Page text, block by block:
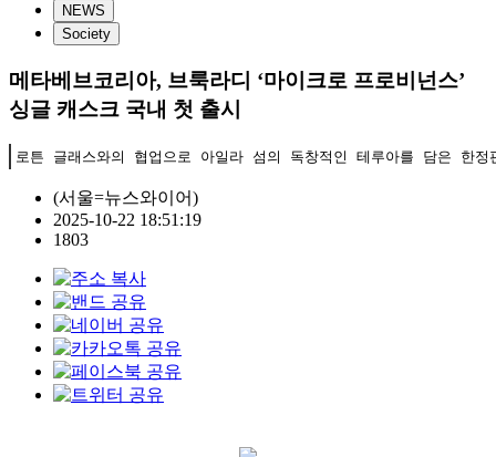
NEWS
Society
메타베브코리아, 브룩라디 ‘마이크로 프로비넌스’
싱글 캐스크 국내 첫 출시
로튼 글래스와의 협업으로 아일라 섬의 독창적인 테루아를 담은 한정
(서울=뉴스와이어)
2025-10-22 18:51:19
1803